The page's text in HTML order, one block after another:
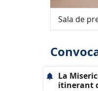
Sala de
La
itinerant